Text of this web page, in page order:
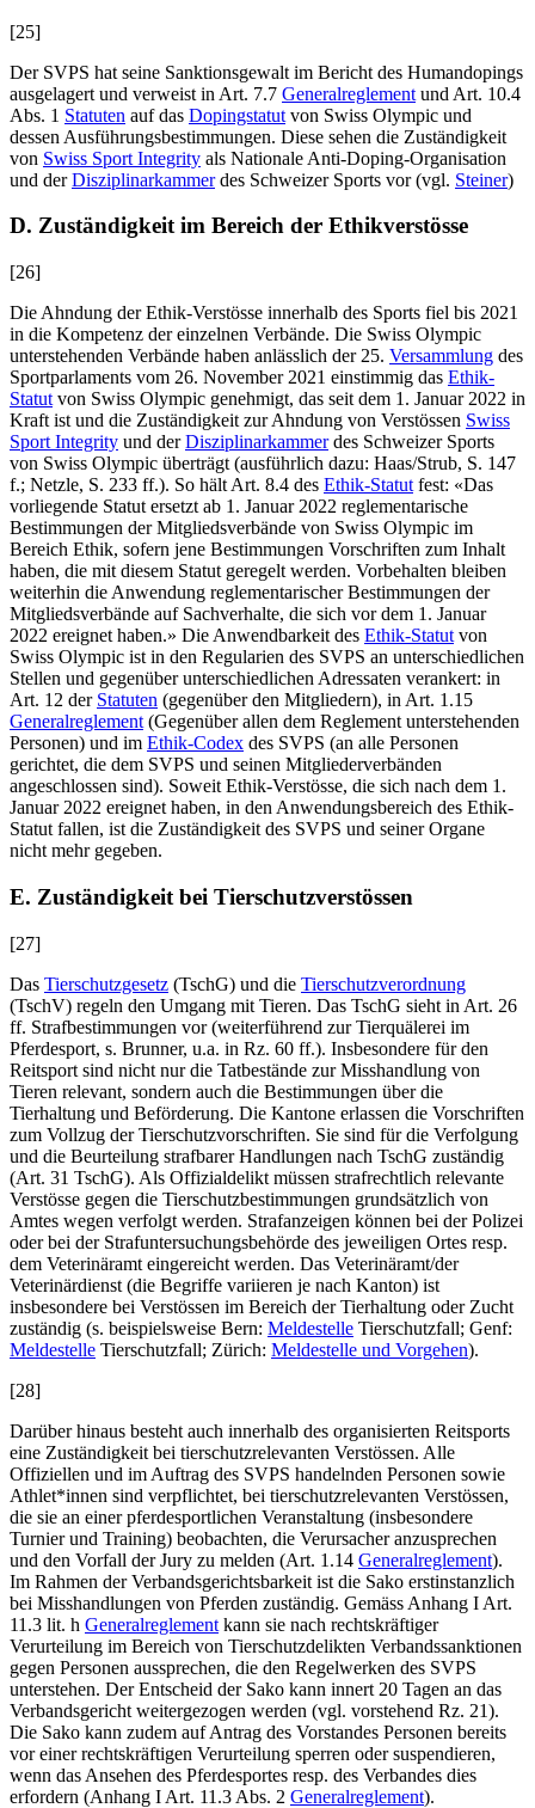
[25]
Der SVPS hat seine Sanktionsgewalt im Bericht des Humandopings
ausgelagert und verweist in Art. 7.7 Generalreglement und Art. 10.4
Abs. 1 Statuten auf das Dopingstatut von Swiss Olympic und
dessen Ausführungsbestimmungen. Diese sehen die Zuständigkeit
von Swiss Sport Integrity als Nationale Anti-Doping-Organisation
und derDisziplinarkammerdes Schweizer Sports vor (vgl. Steiner)
D. Zuständigkeit im Bereich der Ethikverstösse
[26]
Die Ahndung der Ethik-Verstösse innerhalb des Sports fiel bis 2021
in die Kompetenz der einzelnen Verbände. Die Swiss Olympic
unterstehenden Verbände haben anlässlich der 25. Versammlung des
Sportparlaments vom 26. November 2021 einstimmig das Ethik-
Statut von Swiss Olympic genehmigt, das seit dem 1. Januar 2022 in
Kraft ist und die Zuständigkeit zur Ahndung von Verstössen Swiss
Sport Integrity und derDisziplinarkammerdes Schweizer Sports
von Swiss Olympic überträgt (ausführlich dazu: Haas/Strub, S. 147
f.; Netzle, S. 233 ff.). So hält Art. 8.4 des Ethik-Statut fest: «Das
vorliegende Statut ersetzt ab 1. Januar 2022 reglementarische
Bestimmungen der Mitgliedsverbände von Swiss Olympic im
Bereich Ethik, sofern jene Bestimmungen Vorschriften zum Inhalt
haben, die mit diesem Statut geregelt werden. Vorbehalten bleiben
weiterhin die Anwendung reglementarischer Bestimmungen der
Mitgliedsverbände auf Sachverhalte, die sich vor dem 1. Januar
2022 ereignet haben.» Die Anwendbarkeit des Ethik-Statut von
Swiss Olympic ist in den Regularien des SVPS an unterschiedlichen
Stellen und gegenüber unterschiedlichen Adressaten verankert: in
Art. 12 der Statuten (gegenüber den Mitgliedern), in Art. 1.15
Generalreglement (Gegenüber allen dem Reglement unterstehenden
Personen) und im Ethik-Codex des SVPS (an alle Personen
gerichtet, die dem SVPS und seinen Mitgliederverbänden
angeschlossen sind). Soweit Ethik-Verstösse, die sich nach dem 1.
Januar 2022 ereignet haben, in den Anwendungsbereich des Ethik-
Statut fallen, ist die Zuständigkeit des SVPS und seiner Organe
nicht mehr gegeben.
E. Zuständigkeit bei Tierschutzverstössen
[27]
Das Tierschutzgesetz (TschG) und die Tierschutzverordnung
(TschV) regeln den Umgang mit Tieren. Das TschG sieht in Art. 26
ff. Strafbestimmungen vor (weiterführend zur Tierquälerei im
Pferdesport, s. Brunner, u.a. in Rz. 60 ff.). Insbesondere für den
Reitsport sind nicht nur die Tatbestände zur Misshandlung von
Tieren relevant, sondern auch die Bestimmungen über die
Tierhaltung und Beförderung. Die Kantone erlassen die Vorschriften
zum Vollzug der Tierschutzvorschriften. Sie sind für die Verfolgung
und die Beurteilung strafbarer Handlungen nach TschG zuständig
(Art. 31 TschG). Als Offizialdelikt müssen strafrechtlich relevante
Verstösse gegen die Tierschutzbestimmungen grundsätzlich von
Amtes wegen verfolgt werden. Strafanzeigen können bei der Polizei
oder bei der Strafuntersuchungsbehörde des jeweiligen Ortes resp.
dem Veterinäramt eingereicht werden. Das Veterinäramt/der
Veterinärdienst (die Begriffe variieren je nach Kanton) ist
insbesondere bei Verstössen im Bereich der Tierhaltung oder Zucht
zuständig (s. beispielsweise Bern: Meldestelle Tierschutzfall; Genf:
Meldestelle Tierschutzfall; Zürich: Meldestelle und Vorgehen).
[28]
Darüber hinaus besteht auch innerhalb des organisierten Reitsports
eine Zuständigkeit bei tierschutzrelevanten Verstössen. Alle
Offiziellen und im Auftrag des SVPS handelnden Personen sowie
Athlet*innen sind verpflichtet, bei tierschutzrelevanten Verstössen,
die sie an einer pferdesportlichen Veranstaltung (insbesondere
Turnier und Training) beobachten, die Verursacher anzusprechen
und den Vorfall der Jury zu melden (Art. 1.14 Generalreglement).
Im Rahmen der Verbandsgerichtsbarkeit ist die Sako erstinstanzlich
bei Misshandlungen von Pferden zuständig. Gemäss Anhang I Art.
11.3 lit. h Generalreglement kann sie nach rechtskräftiger
Verurteilung im Bereich von Tierschutzdelikten Verbandssanktionen
gegen Personen aussprechen, die den Regelwerken des SVPS
unterstehen. Der Entscheid der Sako kann innert 20 Tagen an das
Verbandsgericht weitergezogen werden (vgl. vorstehend Rz. 21).
Die Sako kann zudem auf Antrag des Vorstandes Personen bereits
vor einer rechtskräftigen Verurteilung sperren oder suspendieren,
wenn das Ansehen des Pferdesportes resp. des Verbandes dies
erfordern (Anhang I Art. 11.3 Abs. 2 Generalreglement).